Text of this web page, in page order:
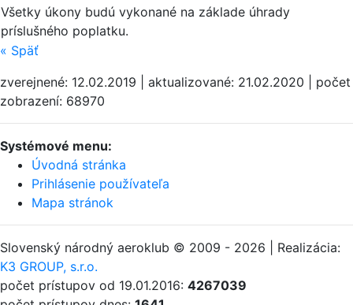
Všetky úkony budú vykonané na základe úhrady
príslušného poplatku.
« Späť
zverejnené: 12.02.2019 | aktualizované: 21.02.2020 | počet
zobrazení: 68970
Systémové menu:
Úvodná stránka
Prihlásenie používateľa
Mapa stránok
Slovenský národný aeroklub © 2009 - 2026 | Realizácia:
K3 GROUP, s.r.o.
počet prístupov od 19.01.2016: 4267039